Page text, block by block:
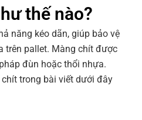
thế nào?
năng kéo dãn, giúp bảo vệ
trên pallet. Màng chít được
đùn hoặc thổi nhựa.
trong bài viết dưới đây